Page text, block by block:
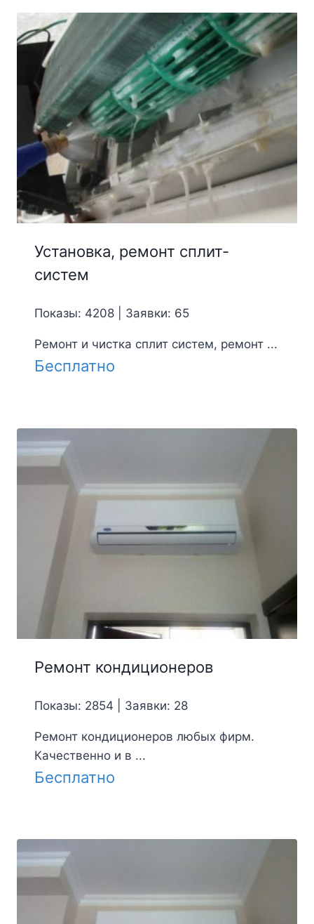
Установка, ремонт сплит-
систем
Показы: 4208 | Заявки: 65
Ремонт и чистка сплит систем, ремонт ...
Бесплатно
Ремонт кондиционеров
Показы: 2854 | Заявки: 28
Ремонт кондиционеров любых фирм.
Качественно и в ...
Бесплатно